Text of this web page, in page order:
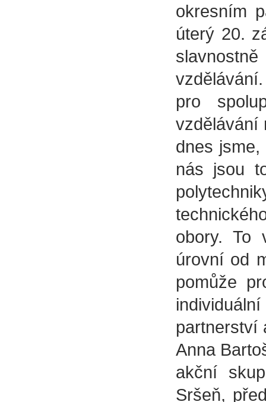
okresním
úterý 20.
pro
vzdělávání
dnes
nás jsou
obory. To
úrovní od
pomůže
partnerství
Anna
akční
Sršeň,